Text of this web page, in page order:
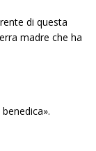
di questa
madre che ha